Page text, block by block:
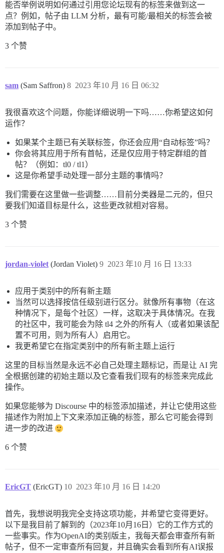
能否举例说明如何通过引用您论坛现有的标签来做到这一
点？例如，帖子由 LLM 分析，最有可能/最相关的标签会被
添加到帖子中。
3 个赞
sam (Sam Saffron) 2023 年10 月 16 日 06:32
8
我很喜欢这个问题，你能详细说明一下吗……你希望这如何
运作？
如果某个主题已有关联标签，你还会应用“自动标签”吗？
你会将其应用于所有首帖，还是仅应用于特定群组的首
帖？（例如：tl0 / tl1）
这是你希望手动处理一部分主题的事情吗？
我们需要在这里做一些调整……目前分类器是二元的，但只
要我们知道目标是什么，这些更改就相对容易。
3 个赞
jordan-violet (Jordan Violet) 2023 年10 月 16 日 13:33
9
应用于类别中的所有新主题
当然可以选择按信任级别进行区分。就像所有事物（在这
种情况下，是每个社区）一样，这取决于具体情况。在我
的社区中，我可能会为除 tl4 之外的所有人（或者如果该配
置不可用，则为所有人）启用它。
我更希望它在指定类别中的所有新主题上运行
这里的目标当然是永远不必自己处理主题标记，而是让 AI 完
全根据创建的初始主题以及它查看我们现有的标签来完成此
操作。
如果您能够为 Discourse 中的标签添加描述，并让它使用这些
描述作为附加上下文来添加正确的标签，那么它可能会得到
进一步的改进
6 个赞
EricGT (EricGT) 2023 年10 月 16 日 14:20
10
首先，我想说明我完全支持这项功能，并希望它变得更好。
以下是我目前了解到的（2023年10月16日）它的工作方式的
一些事实。作为OpenAI的类别版主，我每天都会审查所有新
帖子，但不一定审查所有回复，并且确实会看到所有AI误报